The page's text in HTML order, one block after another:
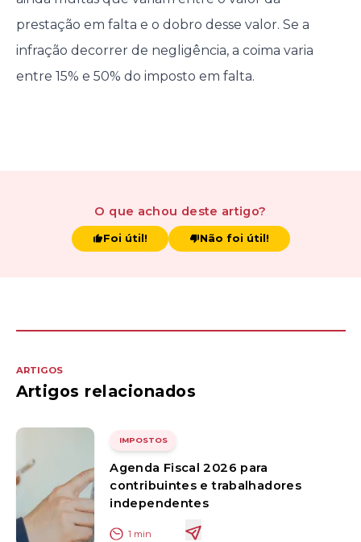
prestação em falta e o dobro desse valor. Se a
infração decorrer de negligência, a coima varia
entre 15% e 50% do imposto em falta.
O que achou deste artigo?
Foi útil! Não foi útil!
ARTIGOS
Artigos relacionados
IMPOSTOS
Agenda Fiscal 2026 para
contribuintes e trabalhadores
independentes
1 min